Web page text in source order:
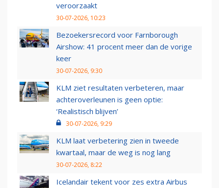
veroorzaakt
30-07-2026, 10:23
Bezoekersrecord voor Farnborough
Airshow: 41 procent meer dan de vorige
keer
30-07-2026, 9:30
KLM ziet resultaten verbeteren, maar
achteroverleunen is geen optie:
‘Realistisch blijven’
30-07-2026, 9:29
KLM laat verbetering zien in tweede
kwartaal, maar de weg is nog lang
30-07-2026, 8:22
Icelandair tekent voor zes extra Airbus